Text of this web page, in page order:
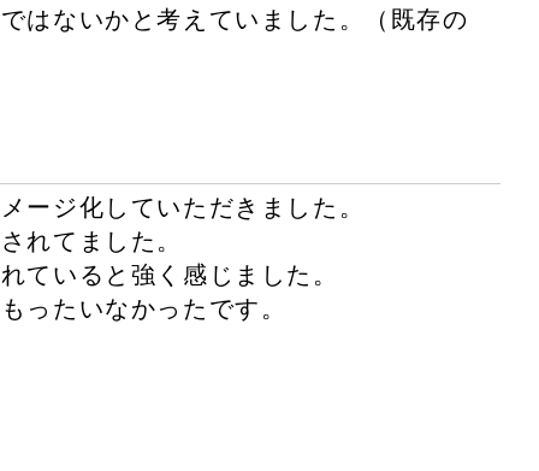
はないかと考えていました。（既存の
ージ化していただきました。
れてました。
ていると強く感じました。
ったいなかったです。